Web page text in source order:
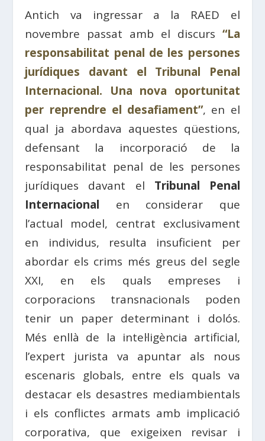
Antich va ingressar a la RAED el
novembre passat amb el discurs “La
responsabilitat penal de les persones
jurídiques davant el Tribunal Penal
Internacional. Una nova oportunitat
per reprendre el desafiament”, en el
qual ja abordava aquestes qüestions,
defensant la incorporació de la
responsabilitat penal de les persones
jurídiques davant el Tribunal Penal
Internacional en considerar que
l’actual model, centrat exclusivament
en individus, resulta insuficient per
abordar els crims més greus del segle
XXI, en els quals empreses i
corporacions transnacionals poden
tenir un paper determinant i dolós.
Més enllà de la intel·ligència artificial,
l’expert jurista va apuntar als nous
escenaris globals, entre els quals va
destacar els desastres mediambientals
i els conflictes armats amb implicació
corporativa, que exigeixen revisar i